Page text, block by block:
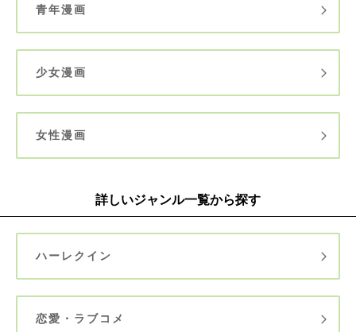
青年漫画
少女漫画
女性漫画
詳しいジャンル一覧から探す
ハーレクイン
恋愛・ラブコメ